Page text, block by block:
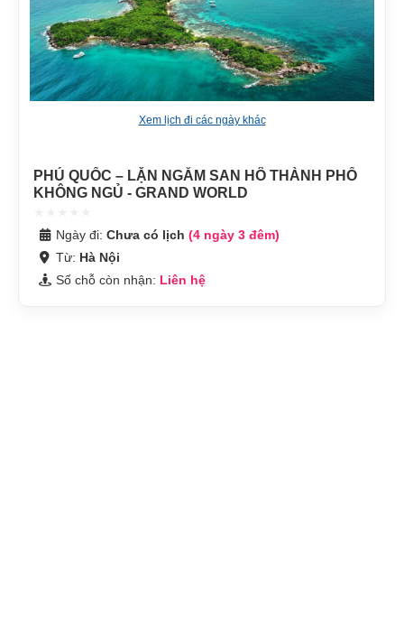
Xem lịch đi các ngày khác
PHÚ QUỐC – LẶN NGẮM SAN HÔ THÀNH PHỐ
KHÔNG NGỦ - GRAND WORLD
Ngày đi: Chưa có lịch (4 ngày 3 đêm)
Từ: Hà Nội
Số chỗ còn nhận: Liên hệ